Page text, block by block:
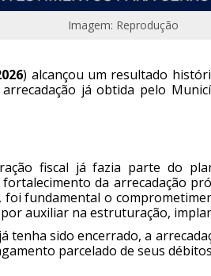
Imagem: Reprodução
) alcançou um resultado
já obtida pelo
fiscal já fazia parte do
da arrecadação
fundamental o
auxiliar na estruturação,
tenha sido encerrado, a
parcelado de seus